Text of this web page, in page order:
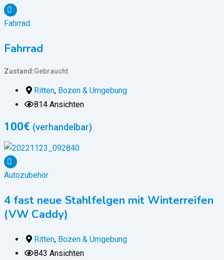
Fahrrad
Fahrrad
Zustand Gebraucht
Ritten, Bozen & Umgebung
814 Ansichten
100€ (verhandelbar)
Autozubehör
4 fast neue Stahlfelgen mit Winterreifen
(VW Caddy)
Ritten, Bozen & Umgebung
843 Ansichten